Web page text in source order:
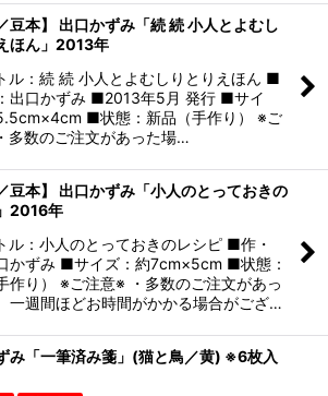
豆本】 出口かずみ「続 続 小人とよむし
ほん」2013年
ル：続 続 小人とよむしりとりえほん ■
出口かずみ ■2013年5月 発行 ■サイ
■状態：新品（手作り） ※ご
多数のご注文があった場…
豆本】 出口かずみ「小人のとっておきの
2016年
ル：小人のとっておきのレシピ ■作・
かずみ ■サイズ：約7cm×5cm ■状態：
作り） ※ご注意※ ・多数のご注文があっ
一週間ほどお時間がかかる場合がござ…
み「一筆済み箋」(猫と鳥／黄) ※6枚入